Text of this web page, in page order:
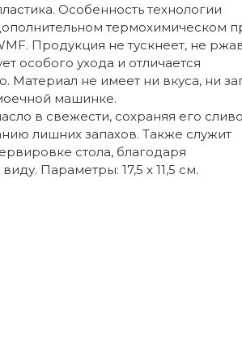
Особенность технологии
термохимическом
Продукция не тускнеет, не
особого ухода и отличается
Материал не имеет ни вкуса, ни
машинке.
в свежести, сохраняя его
лишних запахов. Также служит
стола, благодаря
Параметры: 17,5 x 11,5 см.